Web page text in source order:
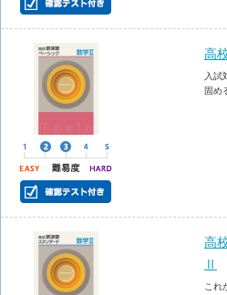
高
入試
固め
高
Ⅱ
これ